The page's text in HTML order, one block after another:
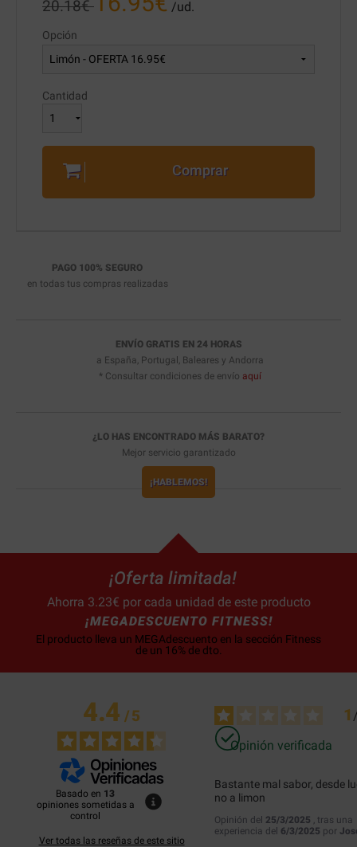
20.18€ /ud.
Opción
Cantidad
Comprar
PAGO 100% SEGURO
en todas tus compras realizadas
ENVÍO GRATIS EN 24 HORAS
a España, Portugal, Baleares y Andorra
* Consultar condiciones de envío aquí
¿LO HAS ENCONTRADO MÁS BARATO?
Mejor servicio garantizado
¡HABLEMOS!
¡Oferta limitada!
Ahorra 3.23€ por cada unidad de este producto
¡MEGADESCUENTO FITNESS!
El producto lleva un MEGAdescuento en la sección Fitness
de un 16% de dto.
4.4/5
Basado en 13
opiniones sometidas a
control
Ver todas las reseñas de este sitio
1
Opinión verificada
Bastante mal sabor, desde
no a limon
Opinión del 25/3/2025 , tras una
experiencia del 6/3/2025 por